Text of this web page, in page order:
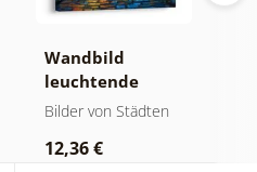
Wandbild
leuchtende
Lampennacht
Bilder von Städten
12,36 €